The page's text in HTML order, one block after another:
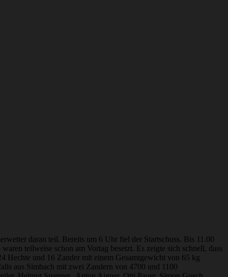
daran teil. Bereits um 6 Uhr fiel der Startschuss. Bis 11.00
teilweise schon am Vortag besetzt. Es zeigte sich schnell, dass
Hechte und 16 Zander mit einem Gesamtgewicht von 65 kg
aus Simbach mit zwei Zandern von 4700 und 1100